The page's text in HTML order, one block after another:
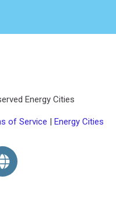
Energy Cities
of Service | Energy Cities